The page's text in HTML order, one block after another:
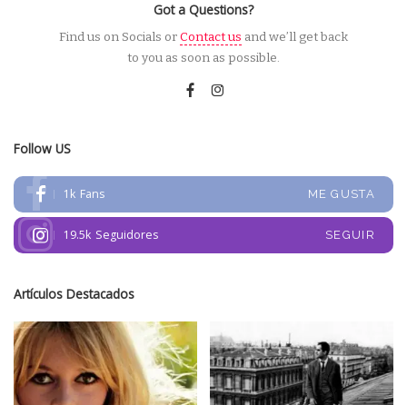
Got a Questions?
Find us on Socials orContact us and we’ll get back
to you as soon as possible.
Follow US
1k Fans ME GUSTA
19.5k Seguidores SEGUIR
Artículos Destacados